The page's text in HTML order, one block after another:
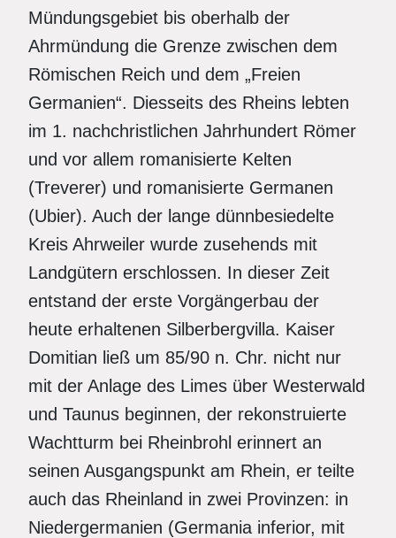
Mündungsgebiet bis oberhalb der
Ahrmündung die Grenze zwischen dem
Römischen Reich und dem „Freien
Germanien“. Diesseits des Rheins lebten
im 1. nachchristlichen Jahrhundert Römer
und vor allem romanisierte Kelten
(Treverer) und romanisierte Germanen
(Ubier). Auch der lange dünnbesiedelte
Kreis Ahrweiler wurde zusehends mit
Landgütern erschlossen. In dieser Zeit
entstand der erste Vorgängerbau der
heute erhaltenen Silberbergvilla. Kaiser
Domitian ließ um 85/90 n. Chr. nicht nur
mit der Anlage des Limes über Westerwald
und Taunus beginnen, der rekonstruierte
Wachtturm bei Rheinbrohl erinnert an
seinen Ausgangspunkt am Rhein, er teilte
auch das Rheinland in zwei Provinzen: in
Niedergermanien (Germania inferior, mit